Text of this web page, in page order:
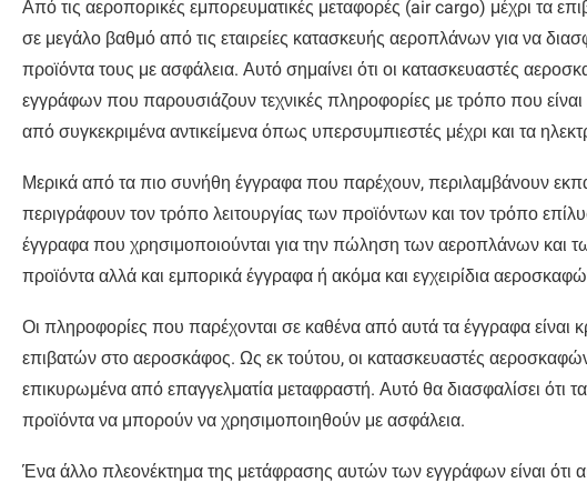
Από τις αεροπορικές εμπορευματικές μεταφορές (air cargo) μέχρι τα
σε μεγάλο βαθμό από τις εταιρείες κατασκευής αεροπλάνων για να
προϊόντα τους με ασφάλεια. Αυτό σημαίνει ότι οι κατασκευαστές
εγγράφων που παρουσιάζουν τεχνικές πληροφορίες με τρόπο που
από συγκεκριμένα αντικείμενα όπως υπερσυμπιεστές μέχρι και τα
Μερικά από τα πιο συνήθη έγγραφα που παρέχουν, περιλαμβάνουν
περιγράφουν τον τρόπο λειτουργίας των προϊόντων και τον τρόπο
έγγραφα που χρησιμοποιούνται για την πώληση των αεροπλάνων και
προϊόντα αλλά και εμπορικά έγγραφα ή ακόμα και εγχειρίδια
Οι πληροφορίες που παρέχονται σε καθένα από αυτά τα έγγραφα είναι
επιβατών στο αεροσκάφος. Ως εκ τούτου, οι κατασκευαστές
επικυρωμένα από επαγγελματία μεταφραστή. Αυτό θα διασφαλίσει ότι
προϊόντα να μπορούν να χρησιμοποιηθούν με ασφάλεια.
Ένα άλλο πλεονέκτημα της μετάφρασης αυτών των εγγράφων είναι ότι